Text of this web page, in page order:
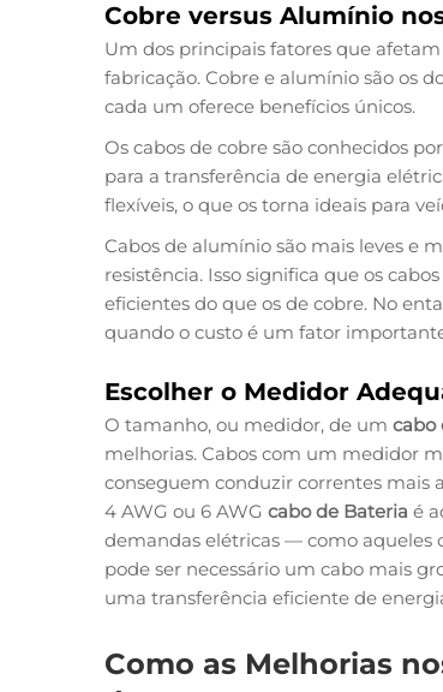
Cobre versus Alumínio
Um dos principais fatores que
fabricação. Cobre e alumínio são os
cada um oferece benefícios únicos.
Os cabos de cobre são conhecidos
para a transferência de energia
flexíveis, o que os torna ideais para
Cabos de alumínio são mais leves e
resistência. Isso significa que os
eficientes do que os de cobre. No
quando o custo é um fator
Escolher o Medidor
O tamanho, ou medidor, de um cabo
melhorias. Cabos com um medidor
conseguem conduzir correntes mais
4 AWG ou 6 AWG cabo de Bateria é
demandas elétricas — como aqueles
pode ser necessário um cabo mais
uma transferência eficiente de
Como as Melhorias